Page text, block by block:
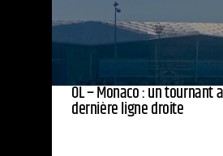
OL – Monaco : un tournant
dernière ligne droite